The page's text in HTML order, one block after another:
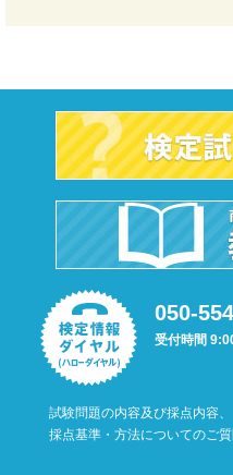
050-
受付時間
試験問題の内容及び採点内容、
採点基準・方法についてのご